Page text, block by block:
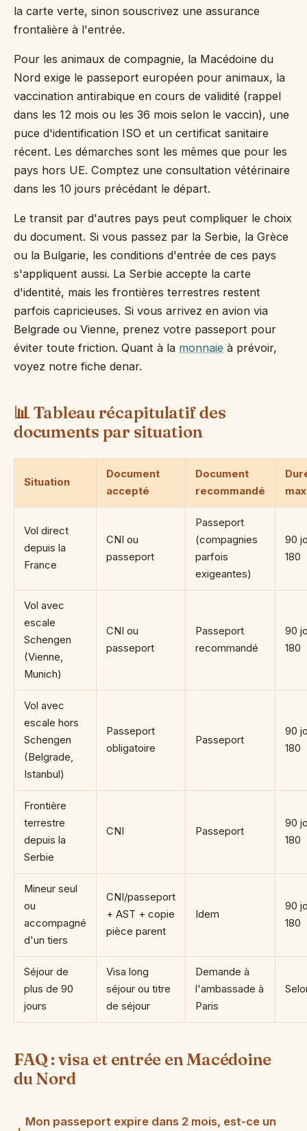
la carte verte, sinon souscrivez une assurance
frontalière à l'entrée.
Pour les animaux de compagnie, la Macédoine du
Nord exige le passeport européen pour animaux, la
vaccination antirabique en cours de validité (rappel
dans les 12 mois ou les 36 mois selon le vaccin), une
puce d'identification ISO et un certificat sanitaire
récent. Les démarches sont les mêmes que pour les
pays hors UE. Comptez une consultation vétérinaire
dans les 10 jours précédant le départ.
Le transit par d'autres pays peut compliquer le choix
du document. Si vous passez par la Serbie, la Grèce
ou la Bulgarie, les conditions d'entrée de ces pays
s'appliquent aussi. La Serbie accepte la carte
d'identité, mais les frontières terrestres restent
parfois capricieuses. Si vous arrivez en avion via
Belgrade ou Vienne, prenez votre passeport pour
éviter toute friction. Quant à la monnaie à prévoir,
voyez notre fiche denar.
📊 Tableau récapitulatif des
documents par situation
Situation
Document
accepté
Document
recommandé
Vol direct
depuis la
France
CNI ou
passeport
Passeport
(compagnies
parfois
exigeantes)
90
180
Vol avec
escale
Schengen
(Vienne,
Munich)
CNI ou
passeport
Passeport
recommandé
90
180
Vol avec
escale hors
Schengen
(Belgrade,
Istanbul)
Passeport
obligatoire
Passeport
90
180
Frontière
terrestre
depuis la
Serbie
CNI Passeport
90
180
Mineur seul
ou
accompagné
d'un tiers
CNI/passeport
+ AST + copie
pièce parent
Idem
90
180
Séjour de
plus de 90
jours
Visa long
séjour ou titre
de séjour
Demande à
l'ambassade à
Paris
FAQ : visa et entrée en Macédoine
du Nord
Mon passeport expire dans 2 mois, est-ce un